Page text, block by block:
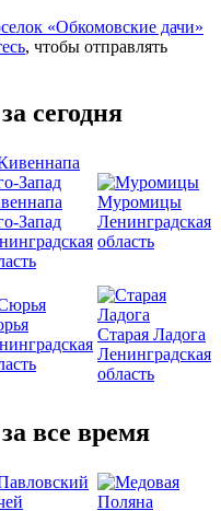
«Обкомовские дачи»
, чтобы отправлять
сегодня
Запад
Муромицы
Ленинградская
область
Старая Ладога
Ленинградская
область
все время